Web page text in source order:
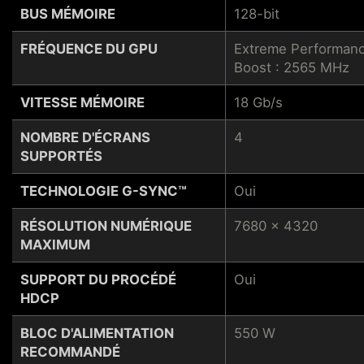
BUS MÉMOIRE
FRÉQUENCE DU GPU
VITESSE MÉMOIRE
NOMBRE D'ÉCRANS
SUPPORTÉS
TECHNOLOGIE G-SYNC™
RÉSOLUTION NUMÉRIQUE
MAXIMUM
SUPPORT DU PROCÉDÉ
HDCP
BLOC D'ALIMENTATION
RECOMMANDÉ
128-bit
Extreme
Boost : 2565 MHz
18 Gb/s
4
Oui
7680 x 4320
Oui
550 W